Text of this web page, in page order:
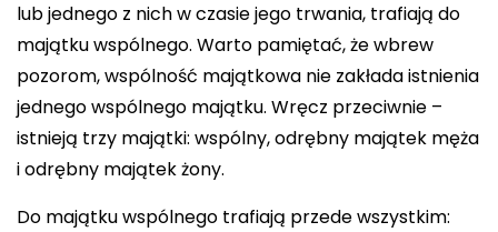
lub jednego z nich w czasie jego trwania, trafiają do
majątku wspólnego. Warto pamiętać, że wbrew
pozorom, wspólność majątkowa nie zakłada istnienia
jednego wspólnego majątku. Wręcz przeciwnie –
istnieją trzy majątki: wspólny, odrębny majątek męża
i odrębny majątek żony.
Do majątku wspólnego trafiają przede wszystkim: